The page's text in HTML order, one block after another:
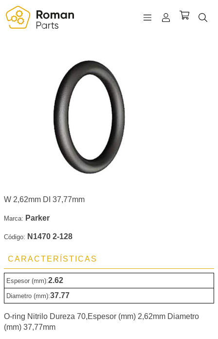
(0)
W 2,62mm DI 37,77mm
Marca: Parker
Código: N1470 2-128
CARACTERÍSTICAS
Espesor (mm):2.62
Diametro (mm):37.77
O-ring Nitrilo Dureza 70,Espesor (mm) 2,62mm Diametro
(mm) 37,77mm